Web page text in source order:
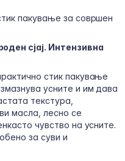
пакување за совршен
сјај. Интензивна
стик пакување
усните и им дава
текстура,
масла, лесно се
чувство на усните.
за суви и